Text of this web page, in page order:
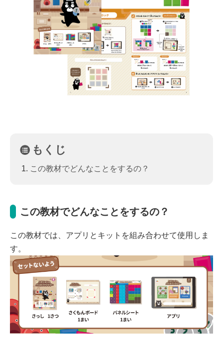
もくじ
この教材でどんなことをするの？
この教材でどんなことをするの？
この教材では、アプリとキットを組み合わせて使用しま
す。